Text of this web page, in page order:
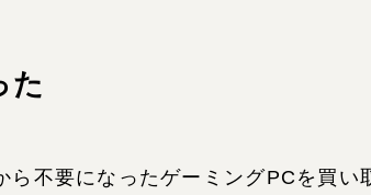
た
ら不要になったゲーミングPCを買い